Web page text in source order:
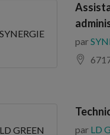
SYNERGIE
par
LD GREEN par LD